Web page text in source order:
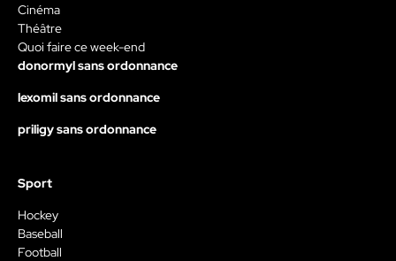
Cinéma
Théâtre
Quoi faire ce week-end
donormyl sans ordonnance
lexomil sans ordonnance
priligy sans ordonnance
Sport
Hockey
Baseball
Football